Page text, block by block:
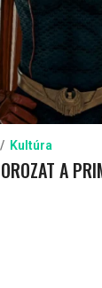
Kultúra
A